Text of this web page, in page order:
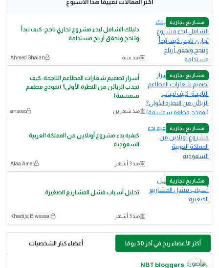
أكثر المقالات تقييمًا هذا الأسبوع
مشاريع تجارية
دليلك الشامل لبدء مشروع تجاري ناجح: كيف تبدأ
وتنجح وتحقق أرباح مستدامة
منذ سنة Ahmed Shalan
مشاريع تجارية
أسرار تصميم شعارات المطاعم الناجحة: كيف
تجذب الزبائن من النظرة الأولى؟ (نموذج مطعم
سمسمة)
منذ شهرين ansoso
مشاريع تجارية
كيفية بدء مشروع أونلاين من المملكة العربية
السعودية
منذ 3 أشهر Alaa Amer
مشاريع تجارية
تحليل أسباب فشل المشاريع الصغيرة
منذ 3 أشهر Khadija Elwassal
أكثر الأعضاء ربح في آخر 30 يومًا أعضاء كبار الشخصيات
NBT bloggers